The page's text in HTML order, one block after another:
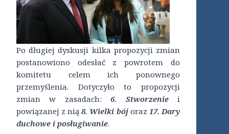
Po długiej dyskusji kilka propozycji zmian
postanowiono odesłać z powrotem do
komitetu celem ich ponownego
przemyślenia. Dotyczyło to propozycji
zmian w zasadach:6. Stworzeniei
powiązanej z nią8. Wielki bójoraz 17. Dary
duchowe i posługiwanie.